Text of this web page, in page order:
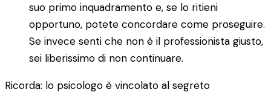
suo primo inquadramento e, se lo ritieni
opportuno, potete concordare come proseguire.
Se invece senti che non è il professionista giusto,
sei liberissimo di non continuare.
Ricorda: lo psicologo è vincolato al segreto